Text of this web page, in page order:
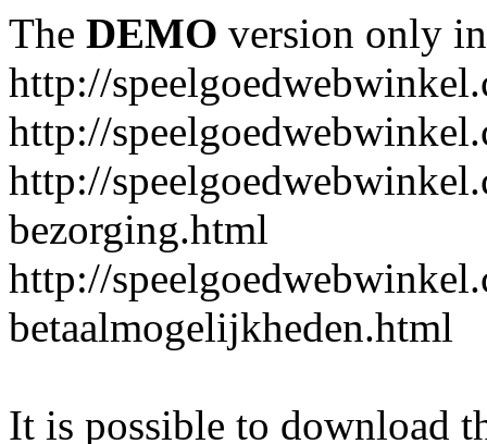
The DEMO version only
http://
http://
http://
bezorging.html
http://
betaalmogelijkheden.html
It is possible to download